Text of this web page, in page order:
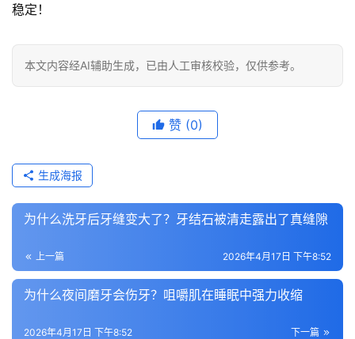
稳定！
本文内容经AI辅助生成，已由人工审核校验，仅供参考。
赞 (0)
生成海报
为什么洗牙后牙缝变大了？牙结石被清走露出了真缝隙
上一篇 2026年4月17日 下午8:52
为什么夜间磨牙会伤牙？咀嚼肌在睡眠中强力收缩
下一篇
2026年4月17日 下午8:52